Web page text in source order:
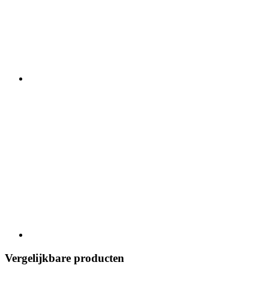
Vergelijkbare producten